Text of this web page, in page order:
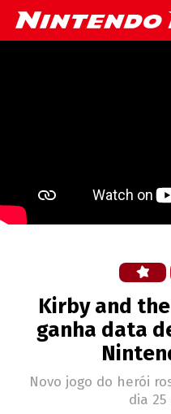
Kirby and
ganha data
Novo jogo do herói
dia 25